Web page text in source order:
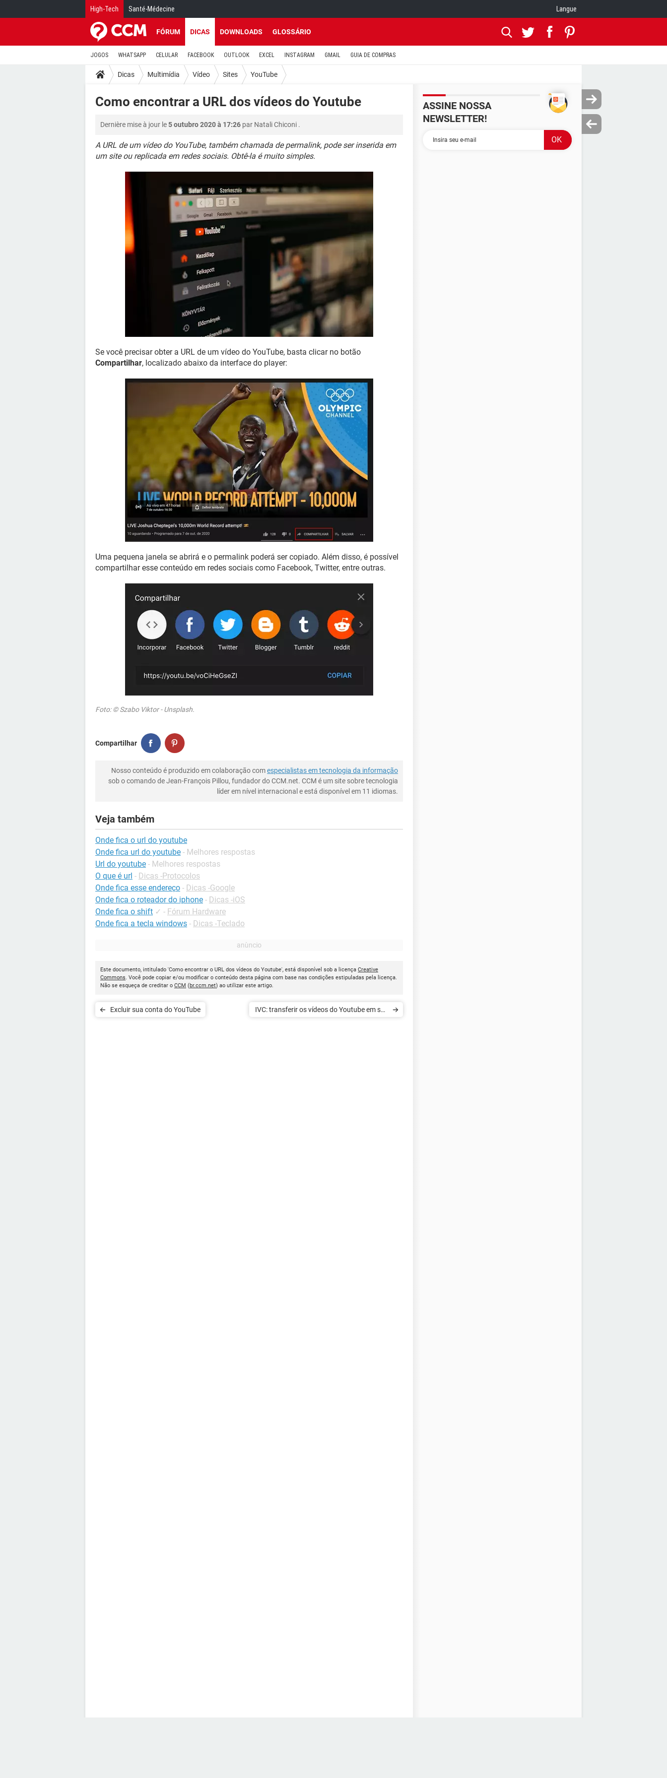
High-Tech Santé-Médecine Langue
FÓRUM DICAS DOWNLOADS GLOSSÁRIO
JOGOS WHATSAPP CELULAR FACEBOOK OUTLOOK EXCEL INSTAGRAM GMAIL GUIA DE COMPRAS
Dicas Multimídia Vídeo Sites YouTube
Como encontrar a URL dos vídeos do Youtube
Dernière mise à jour le5 outubro 2020 à 17:26 par Natali Chiconi .
A URL de um vídeo do YouTube, também chamada de permalink, pode ser inserida em
um site ou replicada em redes sociais. Obtê-la é muito simples.
Se você precisar obter a URL de um vídeo do YouTube, basta clicar no botão
Compartilhar, localizado abaixo da interface do player:
Uma pequena janela se abrirá e o permalink poderá ser copiado. Além disso, é possível
compartilhar esse conteúdo em redes sociais como Facebook, Twitter, entre outras.
Foto: © Szabo Viktor - Unsplash.
Compartilhar
Nosso conteúdo é produzido em colaboração comespecialistas em tecnologia da informação
sob o comando de Jean-François Pillou, fundador do CCM.net. CCM é um site sobre tecnologia
líder em nível internacional e está disponível em 11 idiomas.
Veja também
Onde fica o url do youtube
Onde fica url do youtube - Melhores respostas
Url do youtube - Melhores respostas
O que é url - Dicas -Protocolos
Onde fica esse endereço - Dicas -Google
Onde fica o roteador do iphone - Dicas -iOS
Onde fica o shift ✓ - Fórum Hardware
Onde fica a tecla windows - Dicas -Teclado
Este documento, intitulado 'Como encontrar o URL dos vídeos do Youtube', está disponível sob a licença Creative
Commons. Você pode copiar e/ou modificar o conteúdo desta página com base nas condições estipuladas pela licença.
Não se esqueça de creditar o CCM (br.ccm.net) ao utilizar este artigo.
Excluir sua conta do YouTube
IVC: transferir os vídeos do Youtube em seu
ASSINE NOSSA
NEWSLETTER!